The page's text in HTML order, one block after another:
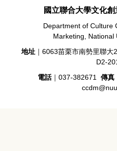
國立聯合大學文化
Department of Culture
Marketing, National
地址 ｜6063苗栗市南勢里聯
D2-
電話｜037-382671 傳真